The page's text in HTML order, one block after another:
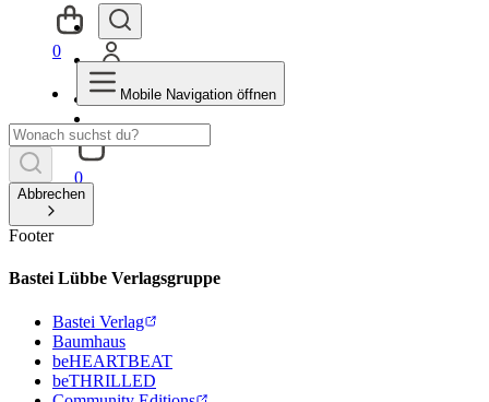
0
0
Mobile Navigation öffnen
Abbrechen
Footer
Bastei Lübbe Verlagsgruppe
Bastei Verlag
Baumhaus
beHEARTBEAT
beTHRILLED